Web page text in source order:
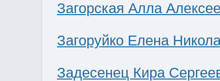
Загорская Алла
Загоруйко Елена
Задесенец Кира